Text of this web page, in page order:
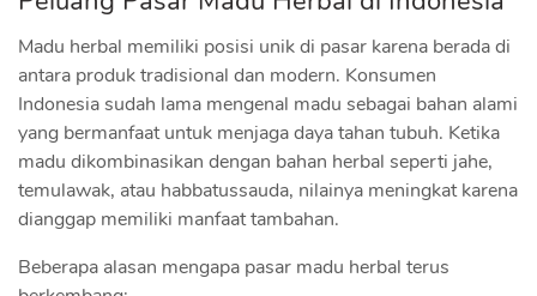
Madu herbal memiliki posisi unik di pasar karena berada di
antara produk tradisional dan modern. Konsumen
Indonesia sudah lama mengenal madu sebagai bahan alami
yang bermanfaat untuk menjaga daya tahan tubuh. Ketika
madu dikombinasikan dengan bahan herbal seperti jahe,
temulawak, atau habbatussauda, nilainya meningkat karena
dianggap memiliki manfaat tambahan.
Beberapa alasan mengapa pasar madu herbal terus